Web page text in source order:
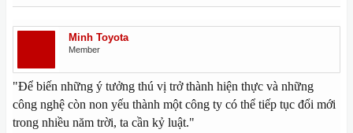
Minh Toyota
Member
"Để biến những ý tưởng thú vị trở thành hiện thực và những
công nghệ còn non yếu thành một công ty có thể tiếp tục đổi mới
trong nhiều năm trời, ta cần kỷ luật."